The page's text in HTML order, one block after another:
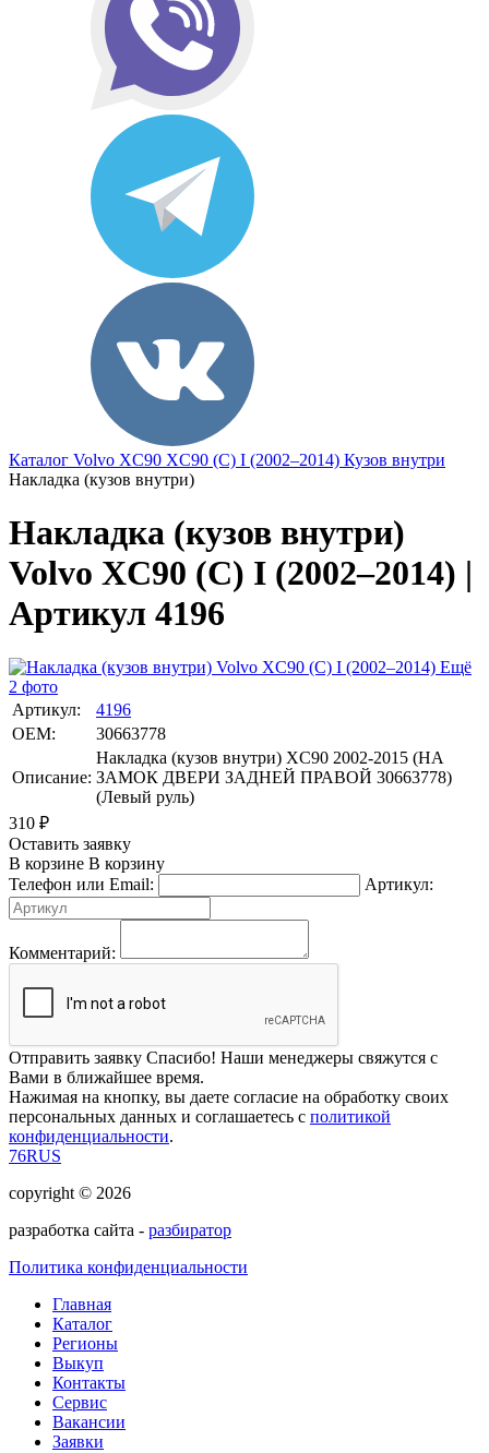
Каталог Volvo XC90 XC90 (C) I (2002–2014) Кузов внутри
Накладка (кузов внутри)
Накладка (кузов внутри)
Volvo XC90 (C) I (2002–2014) |
Артикул 4196
Ещё
2 фото
Артикул:
4196
OEM:
30663778
Описание:
Накладка (кузов внутри) XC90 2002-2015 (НА
ЗАМОК ДВЕРИ ЗАДНЕЙ ПРАВОЙ 30663778)
(Левый руль)
310 ₽
Оставить заявку
В корзине В корзину
Телефон или Email:
Артикул:
Комментарий:
Отправить заявку Спасибо! Наши менеджеры свяжутся с
Вами в ближайшее время.
Нажимая на кнопку, вы даете согласие на обработку своих
персональных данных и соглашаетесь с политикой
конфиденциальности.
76RUS
copyright © 2026
разработка сайта - разбиратор
Политика конфиденциальности
Главная
Каталог
Регионы
Выкуп
Контакты
Сервис
Вакансии
Заявки